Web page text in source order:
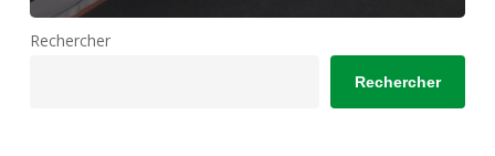
Rechercher
Rechercher